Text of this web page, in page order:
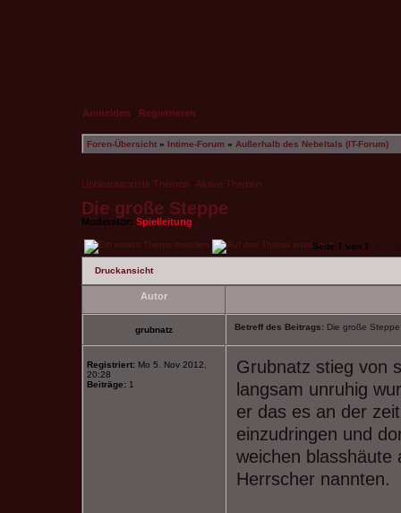
Anmelden Registrieren
Foren-Übersicht » Intime-Forum » Außerhalb des Nebeltals (IT-Forum)
Unbeantwortete Themen Aktive Themen
Die große Steppe
Moderator: Spielleitung
Seite 1 von 1
Druckansicht
Autor
grubnatz Betreff des Beitrags: Die große Steppe
Registriert: Mo 5. Nov 2012,
20:28
Beiträge: 1
Grubnatz stieg von
langsam unruhig
er das es an der
einzudringen und
weichen blasshäute
Herrscher nannten.